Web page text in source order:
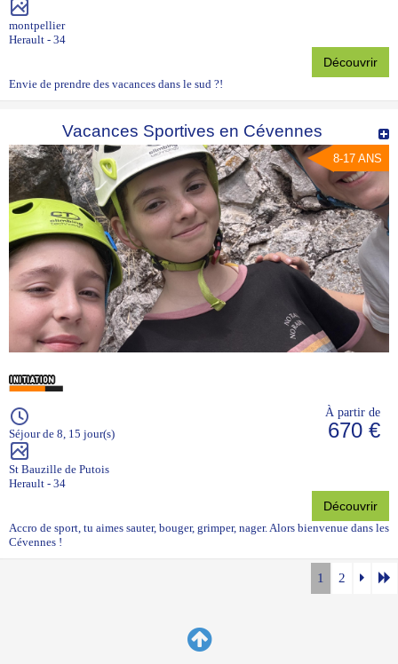
montpellier
Herault - 34
Découvrir
Envie de prendre des vacances dans le sud ?!
Vacances Sportives en Cévennes
8-17 ANS
Séjour de 8, 15 jour(s)
St Bauzille de Putois
Herault - 34
À partir de
670 €
Découvrir
Accro de sport, tu aimes sauter, bouger, grimper, nager. Alors bienvenue dans les
Cévennes !
1 2